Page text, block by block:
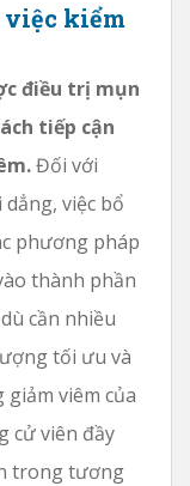
kiểm
điều trị mụn
tiếp cận
Đối với
việc bổ
phương pháp
thành phần
cần nhiều
tối ưu và
viêm của
cử viên đầy
trong tương